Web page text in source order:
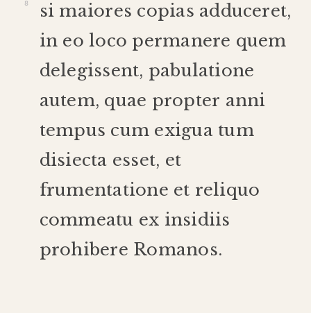
si maiores copias adduceret,
in eo loco permanere quem
delegissent, pabulatione
autem, quae propter anni
tempus cum exigua tum
disiecta esset, et
frumentatione et reliquo
commeatu ex insidiis
prohibere Romanos.